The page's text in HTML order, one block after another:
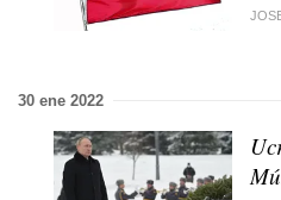
30 ene 2022